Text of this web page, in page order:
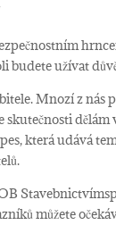
budete užívat
Mnozí z nás
která udává
Stavebnictvím
můžete